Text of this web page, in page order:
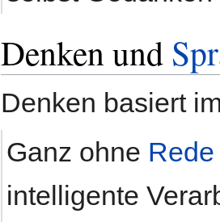
Denken und
Denken basiert
Ganz ohne Rede
intelligente